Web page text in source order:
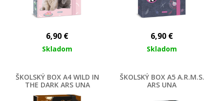
6,90 €
Skladom
6,90 €
Skladom
ŠKOLSKÝ BOX A4 WILD IN
THE DARK ARS UNA
ŠKOLSKÝ BOX A5 A.R.M.S.
ARS UNA